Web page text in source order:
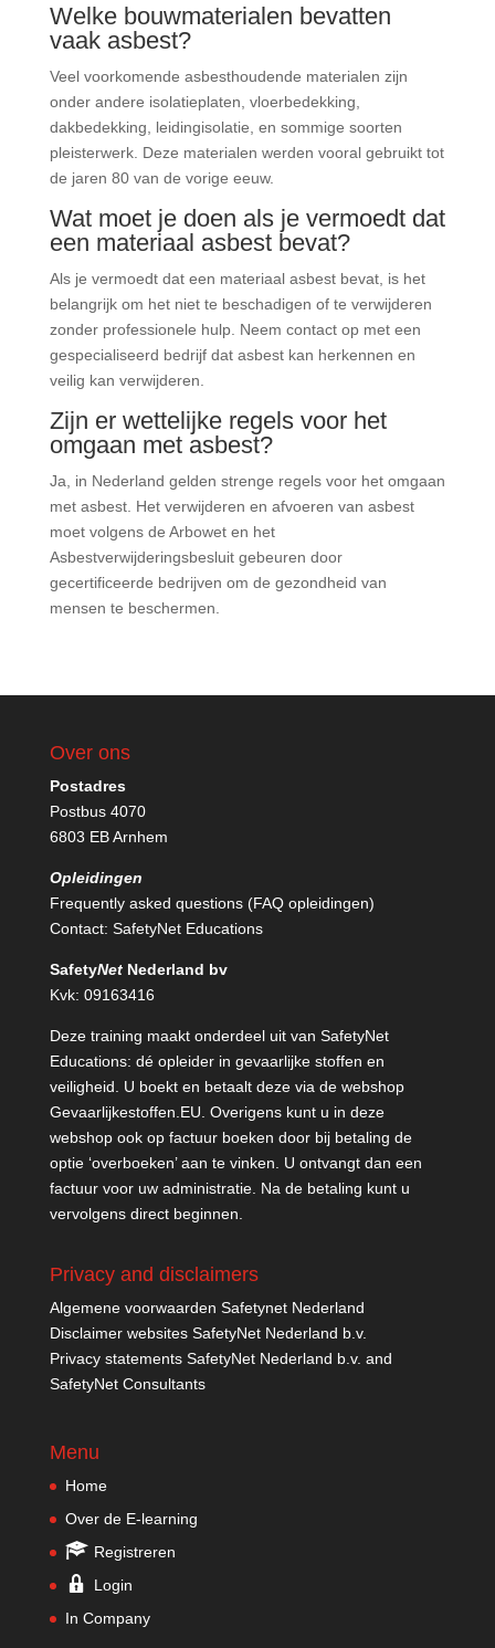
Welke bouwmaterialen bevatten
vaak asbest?
Veel voorkomende asbesthoudende materialen zijn
onder andere isolatieplaten, vloerbedekking,
dakbedekking, leidingisolatie, en sommige soorten
pleisterwerk. Deze materialen werden vooral gebruikt tot
de jaren 80 van de vorige eeuw.
Wat moet je doen als je vermoedt dat
een materiaal asbest bevat?
Als je vermoedt dat een materiaal asbest bevat, is het
belangrijk om het niet te beschadigen of te verwijderen
zonder professionele hulp. Neem contact op met een
gespecialiseerd bedrijf dat asbest kan herkennen en
veilig kan verwijderen.
Zijn er wettelijke regels voor het
omgaan met asbest?
Ja, in Nederland gelden strenge regels voor het omgaan
met asbest. Het verwijderen en afvoeren van asbest
moet volgens de Arbowet en het
Asbestverwijderingsbesluit gebeuren door
gecertificeerde bedrijven om de gezondheid van
mensen te beschermen.
Over ons
Postadres
Postbus 4070
6803 EB Arnhem
Opleidingen
Frequently asked questions (FAQ opleidingen)
Contact: SafetyNet Educations
SafetyNetNederland bv
Kvk: 09163416
Deze training maakt onderdeel uit van SafetyNet
Educations: dé opleider in gevaarlijke stoffen en
veiligheid. U boekt en betaalt deze via de webshop
Gevaarlijkestoffen.EU . Overigens kunt u in deze
webshop ook op factuur boeken door bij betaling de
optie ‘overboeken’ aan te vinken. U ontvangt dan een
factuur voor uw administratie. Na de betaling kunt u
vervolgens direct beginnen.
Privacy and disclaimers
Algemene voorwaarden Safetynet Nederland
Disclaimer websites SafetyNet Nederland b.v.
Privacy statements SafetyNet Nederland b.v. and
SafetyNet Consultants
Menu
Home
Over de E-learning
Registreren
Login
In Company